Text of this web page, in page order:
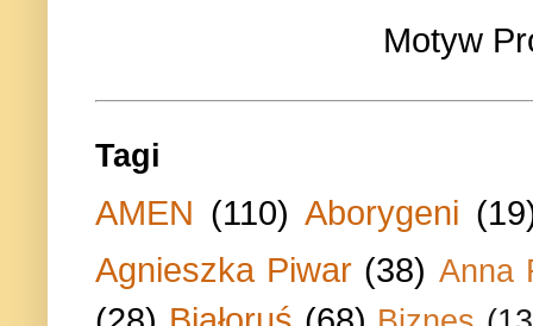
Motyw
Tagi
AMEN (110) Aborygeni
Agnieszka Piwar (38) Anna